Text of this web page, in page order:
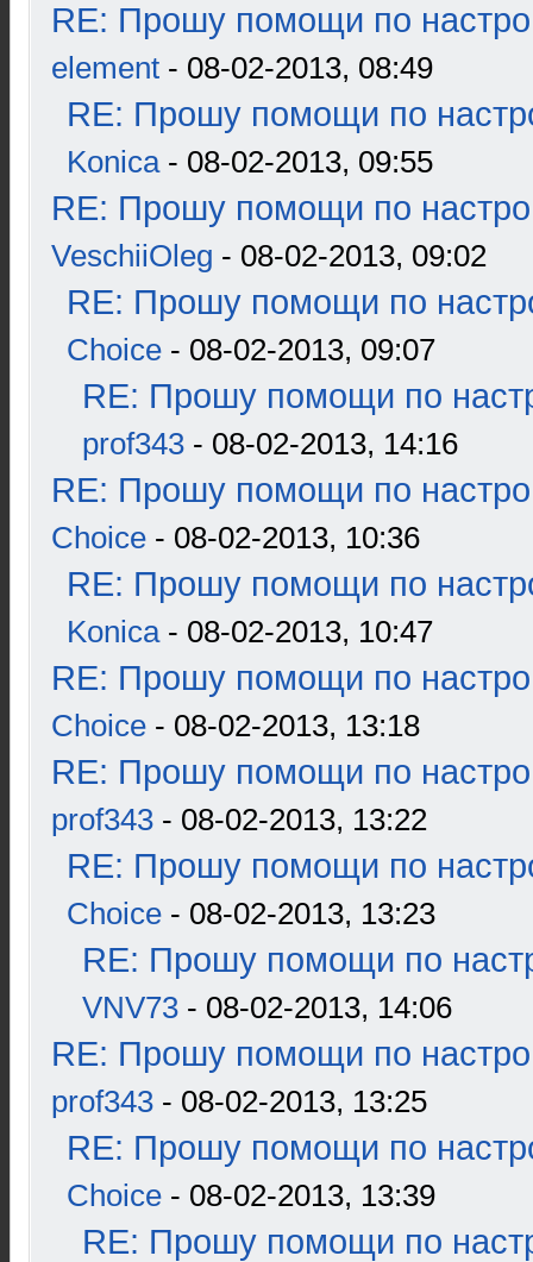
RE: Прошу помощи по
element - 08-02-2013, 08:49
RE: Прошу помощи по
Konica- 08-02-2013, 09:55
RE: Прошу помощи по
VeschiiOleg - 08-02-2013, 09:02
RE: Прошу помощи по
Choice - 08-02-2013, 09:07
RE: Прошу помощи по
prof343 - 08-02-2013, 14:16
RE: Прошу помощи по
Choice - 08-02-2013, 10:36
RE: Прошу помощи по
Konica- 08-02-2013, 10:47
RE: Прошу помощи по
Choice - 08-02-2013, 13:18
RE: Прошу помощи по
prof343 - 08-02-2013, 13:22
RE: Прошу помощи по
Choice - 08-02-2013, 13:23
RE: Прошу помощи по
VNV73 - 08-02-2013, 14:06
RE: Прошу помощи по
prof343 - 08-02-2013, 13:25
RE: Прошу помощи по
Choice - 08-02-2013, 13:39
RE: Прошу помощи по